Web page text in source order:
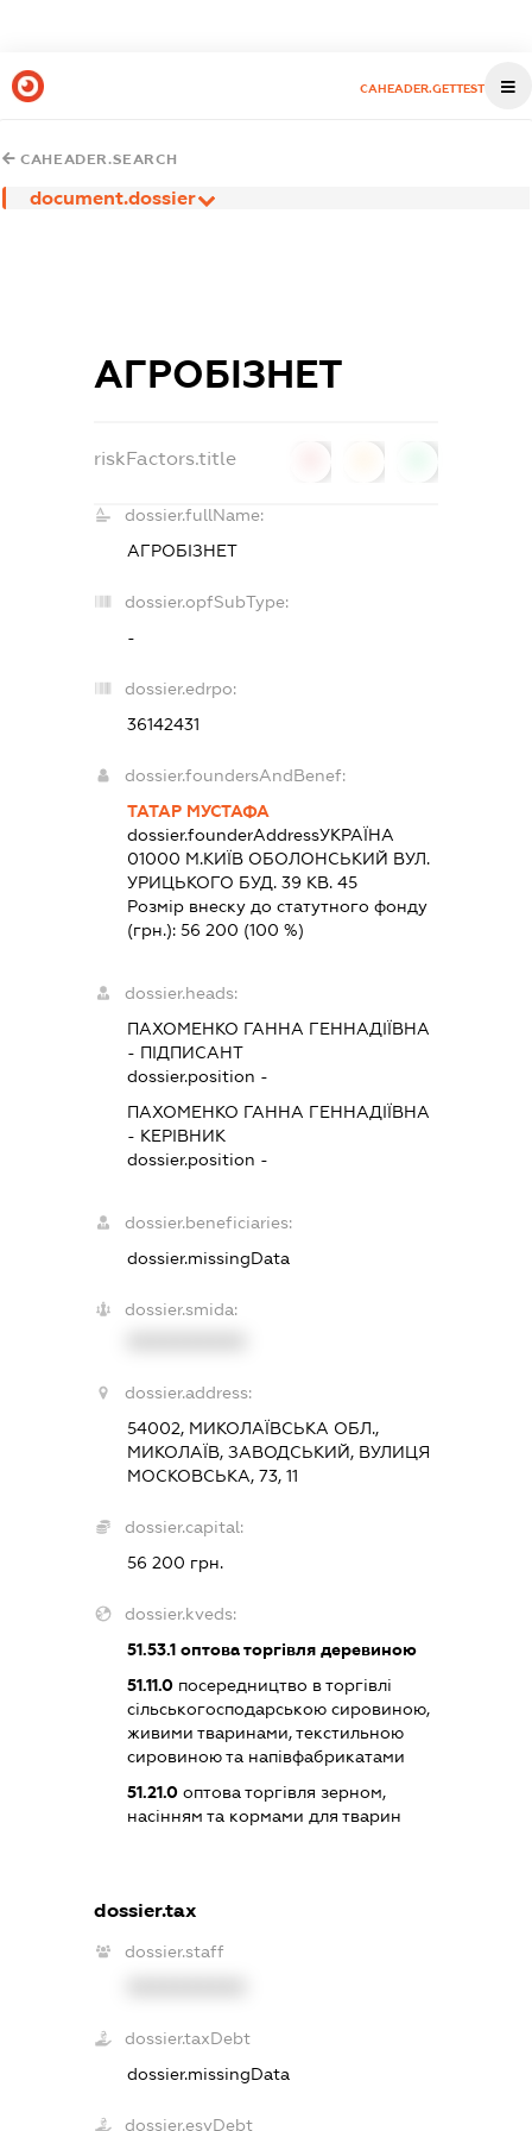
CAHEADER.GETTEST
CAHEADER.SEARCH
document.dossier
АГРОБІЗНЕТ
riskFactors.title
dossier.fullName:
АГРОБІЗНЕТ
dossier.opfSubType:
-
dossier.edrpo:
36142431
dossier.foundersAndBenef:
ТАТАР МУСТАФА
dossier.founderAddressУКРАЇНА
01000 М.КИЇВ ОБОЛОНСЬКИЙ ВУЛ.
УРИЦЬКОГО БУД. 39 КВ. 45
Розмір внеску до статутного фонду
(грн.):56 200 (100 %)
dossier.heads:
ПАХОМЕНКО ГАННА ГЕННАДІЇВНА
- ПІДПИСАНТ
dossier.position -
ПАХОМЕНКО ГАННА ГЕННАДІЇВНА
- КЕРІВНИК
dossier.position -
dossier.beneficiaries:
dossier.missingData
dossier.smida:
dossier.address:
54002, МИКОЛАЇВСЬКА ОБЛ.,
МИКОЛАЇВ, ЗАВОДСЬКИЙ, ВУЛИЦЯ
МОСКОВСЬКА, 73, 11
dossier.capital:
56 200 грн.
dossier.kveds:
51.53.1 оптова торгівля деревиною
51.11.0 посередництво в торгівлі
сільськогосподарською сировиною,
живими тваринами, текстильною
сировиною та напівфабрикатами
51.21.0 оптова торгівля зерном,
насінням та кормами для тварин
dossier.tax
dossier.staff
dossier.taxDebt
dossier.missingData
dossier.esvDebt